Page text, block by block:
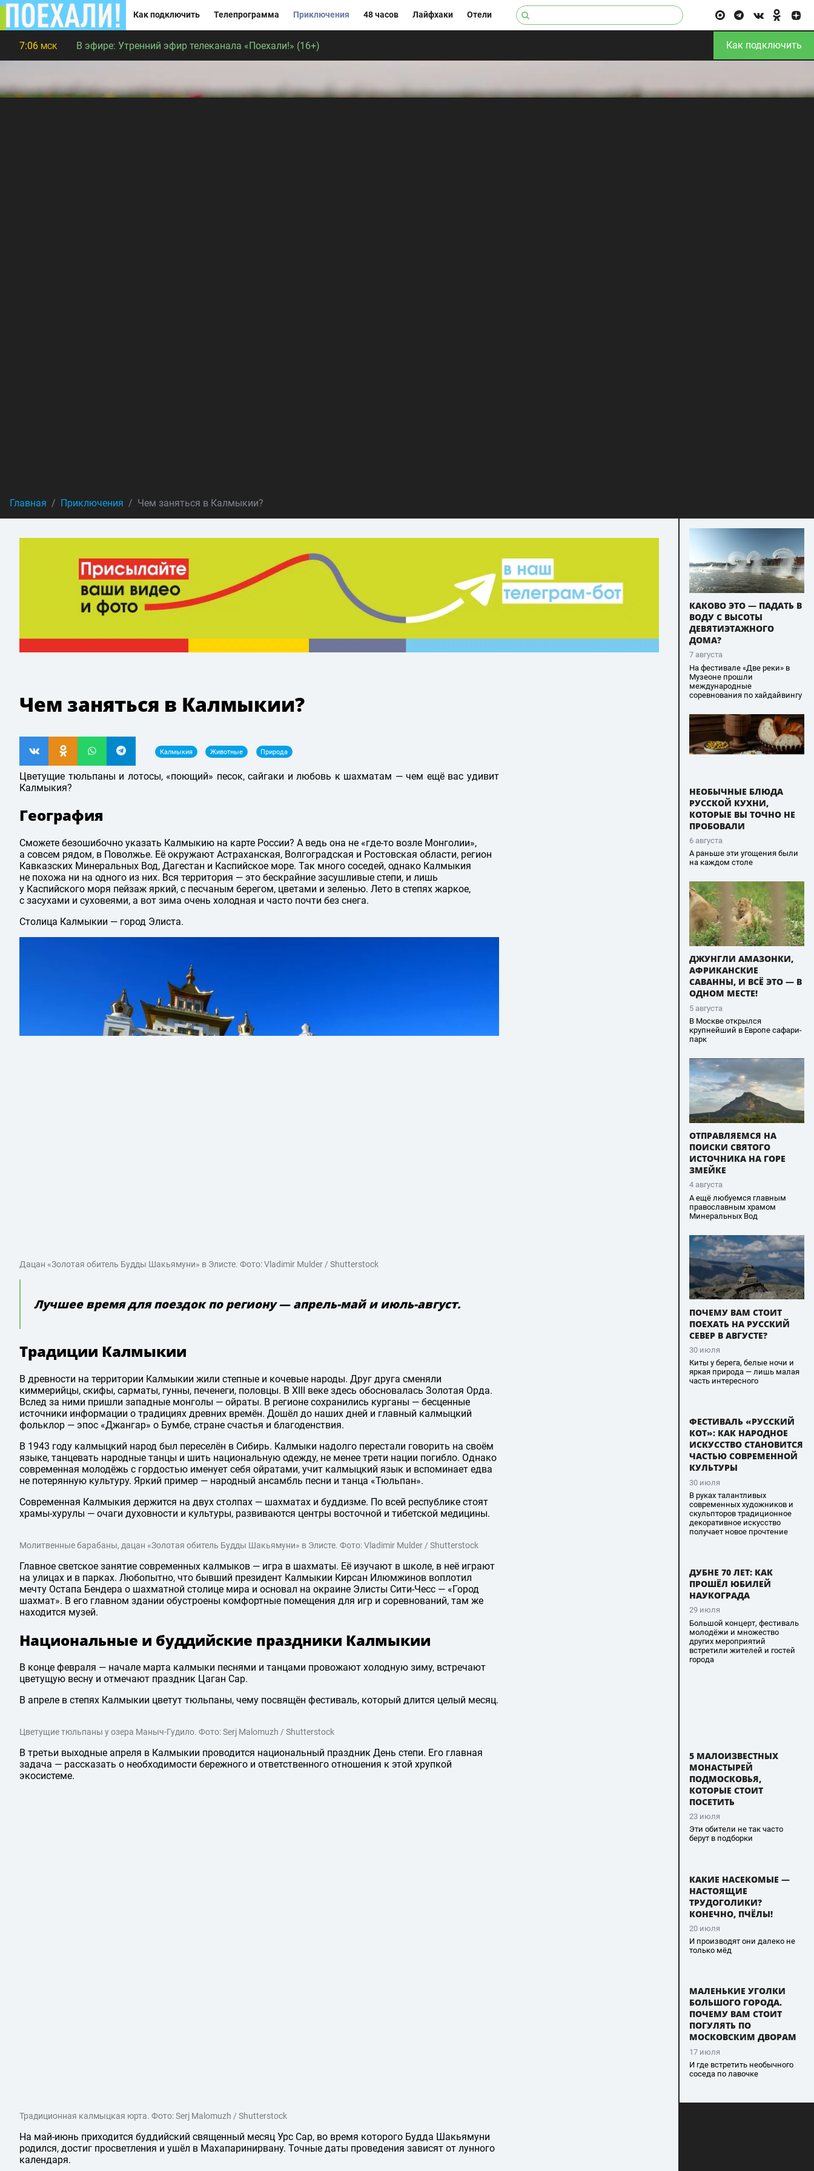
Как подключить Телепрограмма Приключения 48 часов Лайфхаки Отели
7:06 МСК В эфире: Утренний эфир телеканала «Поехали!» (16+) Как подключить
Главная Приключения Чем заняться в Калмыкии?
Чем заняться в Калмыкии?
Калмыкия Животные Природа
Цветущие тюльпаны и лотосы, «поющий» песок, сайгаки и любовь к шахматам — чем ещё вас удивит
Калмыкия?
География
Сможете безошибочно указать Калмыкию на карте России? А ведь она не «где-то возле Монголии»,
а совсем рядом, в Поволжье. Её окружают Астраханская, Волгоградская и Ростовская области, регион
Кавказских Минеральных Вод, Дагестан и Каспийское море. Так много соседей, однако Калмыкия
не похожа ни на одного из них. Вся территория — это бескрайние засушливые степи, и лишь
у Каспийского моря пейзаж яркий, с пеcчаным берегом, цветами и зеленью. Лето в степях жаркое,
с засухами и суховеями, а вот зима очень холодная и часто почти без снега.
Столица Калмыкии — город Элиста.
Дацан «Золотая обитель Будды Шакьямуни» в Элисте. Фото: Vladimir Mulder / Shutterstock
Лучшее время для поездок по региону — апрель-май и июль-август.
Традиции Калмыкии
В древности на территории Калмыкии жили степные и кочевые народы. Друг друга сменяли
киммерийцы, скифы, сарматы, гунны, печенеги, половцы. В XIII веке здесь обосновалась Золотая Орда.
Вслед за ними пришли западные монголы — ойраты. В регионе сохранились курганы — бесценные
источники информации о традициях древних времён. Дошёл до наших дней и главный калмыцкий
фольклор — эпос «Джангар» о Бумбе, стране счастья и благоденствия.
В 1943 году калмыцкий народ был переселён в Сибирь. Калмыки надолго перестали говорить на своём
языке, танцевать народные танцы и шить национальную одежду, не менее трети нации погибло. Однако
современная молодёжь с гордостью именует себя ойратами, учит калмыцкий язык и вспоминает едва
не потерянную культуру. Яркий пример — народный ансамбль песни и танца «Тюльпан».
Современная Калмыкия держится на двух столпах — шахматах и буддизме. По всей республике стоят
храмы-хурулы — очаги духовности и культуры, развиваются центры восточной и тибетской медицины.
Молитвенные барабаны, дацан «Золотая обитель Будды Шакьямуни» в Элисте. Фото: Vladimir Mulder / Shutterstock
Главное светское занятие современных калмыков — игра в шахматы. Её изучают в школе, в неё играют
на улицах и в парках. Любопытно, что бывший президент Калмыкии Кирсан Илюмжинов воплотил
мечту Остапа Бендера о шахматной столице мира и основал на окраине Элисты Сити-Чесс — «Город
шахмат». В его главном здании обустроены комфортные помещения для игр и соревнований, там же
находится музей.
Национальные и буддийские праздники Калмыкии
В конце февраля — начале марта калмыки песнями и танцами провожают холодную зиму, встречают
цветущую весну и отмечают праздник Цаган Сар.
В апреле в степях Калмыкии цветут тюльпаны, чему посвящён фестиваль, который длится целый месяц.
Цветущие тюльпаны у озера Маныч-Гудило. Фото: Serj Malomuzh / Shutterstock
В третьи выходные апреля в Калмыкии проводится национальный праздник День степи. Его главная
задача — рассказать о необходимости бережного и ответственного отношения к этой хрупкой
экосистеме.
Традиционная калмыцкая юрта. Фото: Serj Malomuzh / Shutterstock
На май-июнь приходится буддийский священный месяц Урс Сар, во время которого Будда Шакьямуни
родился, достиг просветления и ушёл в Махапаринирвану. Точные даты проведения зависят от лунного
календаря.
КАКОВО ЭТО — ПАДАТЬ В
ВОДУ С ВЫСОТЫ
ДЕВЯТИЭТАЖНОГО
ДОМА?
7 августа
На фестивале «Две реки» в
Музеоне прошли
международные
соревнования по хайдайвингу
НЕОБЫЧНЫЕ БЛЮДА
РУССКОЙ КУХНИ,
КОТОРЫЕ ВЫ ТОЧНО НЕ
ПРОБОВАЛИ
6 августа
А раньше эти угощения были
на каждом столе
ДЖУНГЛИ АМАЗОНКИ,
АФРИКАНСКИЕ
САВАННЫ, И ВСЁ ЭТО — В
ОДНОМ МЕСТЕ!
5 августа
В Москве открылся
крупнейший в Европе сафари-
парк
ОТПРАВЛЯЕМСЯ НА
ПОИСКИ СВЯТОГО
ИСТОЧНИКА НА ГОРЕ
ЗМЕЙКЕ
4 августа
А ещё любуемся главным
православным храмом
Минеральных Вод
ПОЧЕМУ ВАМ СТОИТ
ПОЕХАТЬ НА РУССКИЙ
СЕВЕР В АВГУСТЕ?
30 июля
Киты у берега, белые ночи и
яркая природа — лишь малая
часть интересного
ФЕСТИВАЛЬ «РУССКИЙ
КОТ»: КАК НАРОДНОЕ
ИСКУССТВО СТАНОВИТСЯ
ЧАСТЬЮ СОВРЕМЕННОЙ
КУЛЬТУРЫ
30 июля
В руках талантливых
современных художников и
скульпторов традиционное
декоративное искусство
получает новое прочтение
ДУБНЕ 70 ЛЕТ: КАК
ПРОШЁЛ ЮБИЛЕЙ
НАУКОГРАДА
29 июля
Большой концерт, фестиваль
молодёжи и множество
других мероприятий
встретили жителей и гостей
города
5 МАЛОИЗВЕСТНЫХ
МОНАСТЫРЕЙ
ПОДМОСКОВЬЯ,
КОТОРЫЕ СТОИТ
ПОСЕТИТЬ
23 июля
Эти обители не так часто
берут в подборки
КАКИЕ НАСЕКОМЫЕ —
НАСТОЯЩИЕ
ТРУДОГОЛИКИ?
КОНЕЧНО, ПЧЁЛЫ!
20 июля
И производят они далеко не
только мёд
МАЛЕНЬКИЕ УГОЛКИ
БОЛЬШОГО ГОРОДА.
ПОЧЕМУ ВАМ СТОИТ
ПОГУЛЯТЬ ПО
МОСКОВСКИМ ДВОРАМ
17 июля
И где встретить необычного
соседа по лавочке